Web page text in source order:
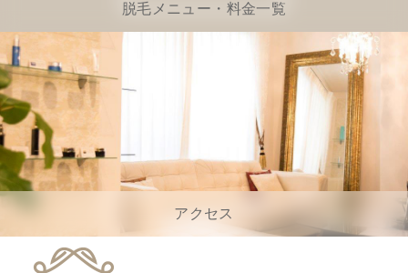
脱毛メニュー・料金一覧
アクセス